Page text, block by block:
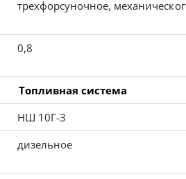
трехфорсуночное,
0,8
Топливная система
НШ 10Г-3
дизельное